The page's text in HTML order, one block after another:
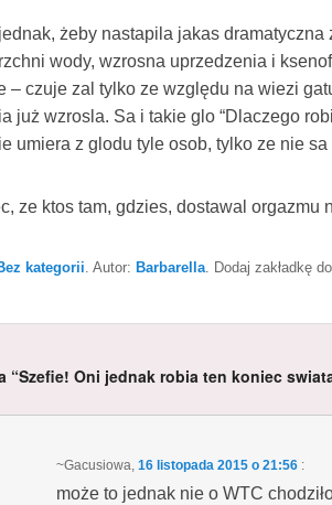
żeby nastapila jakas
wody, wzrosna uprzedzenia i
– czuje zal tylko ze względu na wiezi
już wzrosla. Sa i takie glo “Dlaczego
umiera z glodu tyle osob, tylko ze nie
ze ktos tam, gdzies, dostawal
kategorii . Autor: Barbarella . Dodaj zakładkę do
“Szefie! Oni jednak robia ten koniec
~Gacusiowa 16 listopada 2015 o 21:56 :
może to jednak nie o WTC